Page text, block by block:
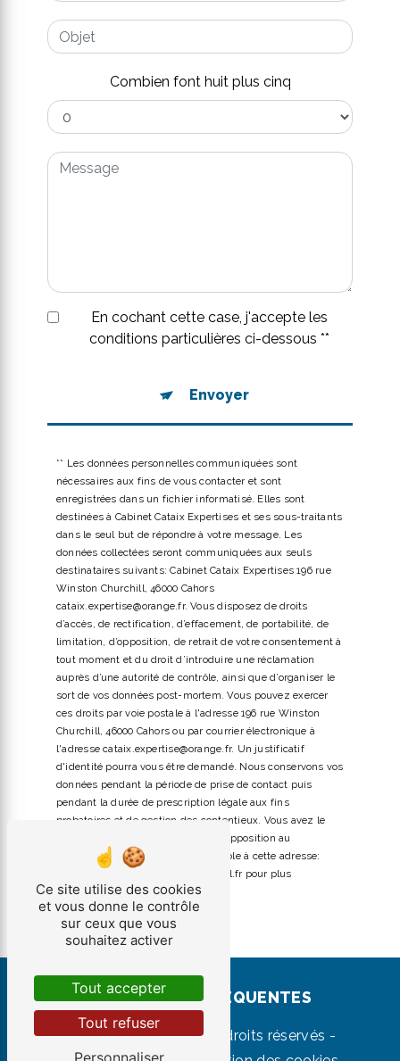
Combien font huit plus cinq
En cochant cette case, j'accepte les
conditions particulières ci-dessous **
Envoyer
** Les données personnelles communiquées sont
nécessaires aux fins de vous contacter et sont
enregistrées dans un fichier informatisé. Elles sont
destinées à Cabinet Cataix Expertises et ses sous-traitants
dans le seul but de répondre à votre message. Les
données collectées seront communiquées aux seuls
destinataires suivants: Cabinet Cataix Expertises 196 rue
Winston Churchill, 46000 Cahors
cataix.expertise@orange.fr. Vous disposez de droits
d’accès, de rectification, d’effacement, de portabilité, de
limitation, d’opposition, de retrait de votre consentement à
tout moment et du droit d’introduire une réclamation
auprès d’une autorité de contrôle, ainsi que d’organiser le
sort de vos données post-mortem. Vous pouvez exercer
ces droits par voie postale à l'adresse 196 rue Winston
Churchill, 46000 Cahors ou par courrier électronique à
l'adresse cataix.expertise@orange.fr. Un justificatif
d'identité pourra vous être demandé. Nous conservons vos
données pendant la période de prise de contact puis
pendant la durée de prescription légale aux fins
probatoires et de gestion des contentieux. Vous avez le
droit de vous inscrire sur la liste d'opposition au
démarchage téléphonique, disponible à cette adresse:
. Consultez le site cnil.fr pour plus
d’informations sur vos droits.
RECHERCHES FRÉQUENTES
©Vistalid- 2026 - Tous droits réservés -
Ce site utilise des cookies
et vous donne le contrôle
sur ceux que vous
souhaitez activer
Tout accepter
Tout refuser
Personnaliser